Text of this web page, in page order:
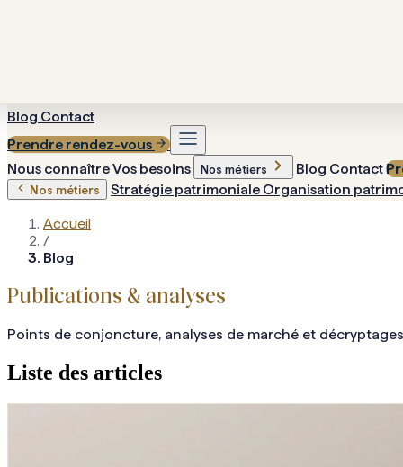
Blog Contact
Prendre rendez-vous
Nous connaîtreVos besoins Nos métiers Blog Contact
Nos métiers Stratégie patrimoniale Organisation
Accueil
/
Blog
Publications & analyses
Points de conjoncture, analyses de marché et
Liste des articles